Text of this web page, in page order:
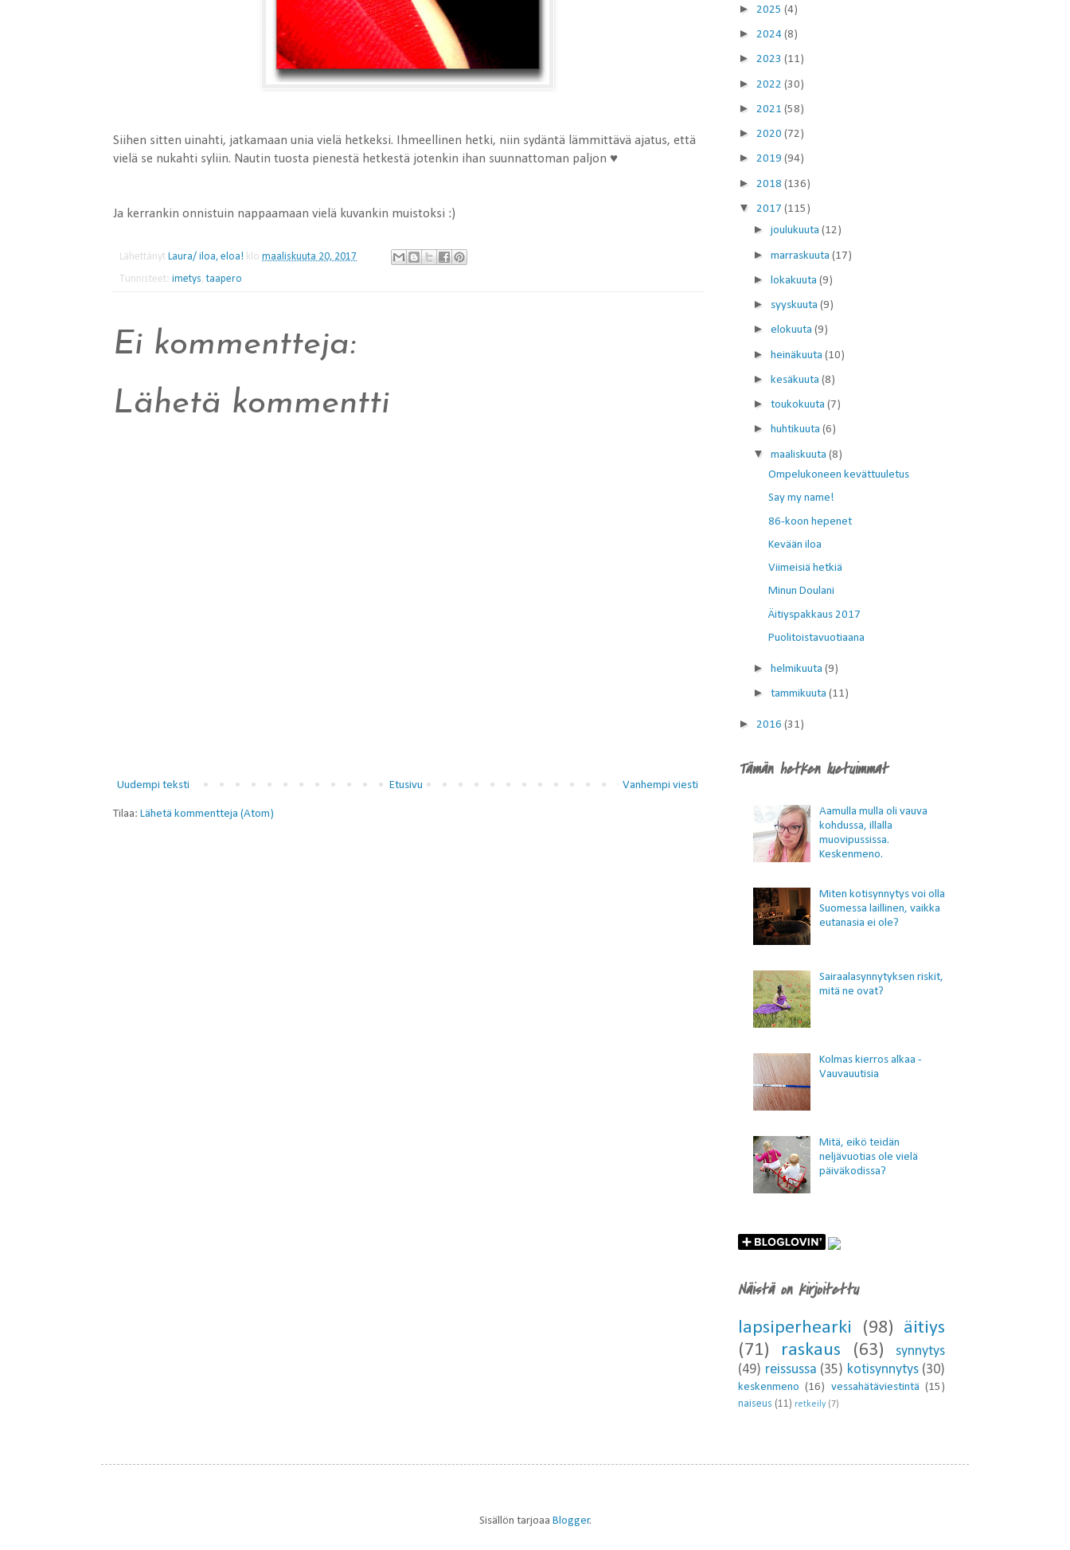
Siihen sitten uinahti, jatkamaan unia vielä hetkeksi. Ihmeellinen hetki, niin sydäntä lämmittävä ajatus, että
vielä se nukahti syliin. Nautin tuosta pienestä hetkestä jotenkin ihan suunnattoman paljon ♥
Ja kerrankin onnistuin nappaamaan vielä kuvankin muistoksi :)
Lähettänyt Laura/ iloa, eloa! klo maaliskuuta 20, 2017
Tunnisteet: imetys ,taapero
Ei kommentteja:
Lähetä kommentti
Uudempi teksti Vanhempi viesti
Etusivu
Tilaa: Lähetä kommentteja (Atom)
► 2025 (4)
► 2024 (8)
► 2023 (11)
► 2022 (30)
► 2021 (58)
► 2020 (72)
► 2019 (94)
► 2018 (136)
▼ 2017 (115)
► joulukuuta (12)
► marraskuuta (17)
► lokakuuta (9)
► syyskuuta (9)
► elokuuta (9)
► heinäkuuta (10)
► kesäkuuta (8)
► toukokuuta (7)
► huhtikuuta (6)
▼ maaliskuuta (8)
Ompelukoneen kevättuuletus
Say my name!
86-koon hepenet
Kevään iloa
Viimeisiä hetkiä
Minun Doulani
Äitiyspakkaus 2017
Puolitoistavuotiaana
► helmikuuta (9)
► tammikuuta (11)
► 2016 (31)
Tämän hetken luetuimmat
Aamulla mulla oli vauva
kohdussa, illalla
muovipussissa.
Keskenmeno.
Miten kotisynnytys voi olla
Suomessa laillinen, vaikka
eutanasia ei ole?
Sairaalasynnytyksen riskit,
mitä ne ovat?
Kolmas kierros alkaa -
Vauvauutisia
Mitä, eikö teidän
neljävuotias ole vielä
päiväkodissa?
Näistä on kirjoitettu
lapsiperhearki (98)
äitiys
(71)
raskaus (63)
synnytys
(49) reissussa (35) kotisynnytys (30)
keskenmeno (16) vessahätäviestintä (15)
naiseus (11) retkeily (7)
Sisällön tarjoaa Blogger.